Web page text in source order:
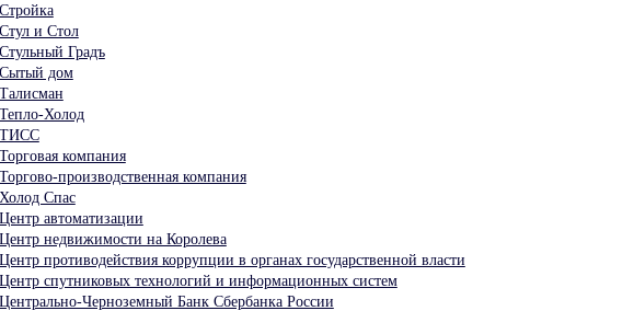
Стройка
Стул и Стол
Стульный Градъ
Сытый дом
Талисман
Тепло-Холод
ТИСС
Торговая компания
Торгово-производственная компания
Холод Спас
Центр автоматизации
Центр недвижимости на Королева
Центр противодействия коррупции в органах государственной власти
Центр спутниковых технологий и информационных систем
Центрально-Черноземный Банк Сбербанка России